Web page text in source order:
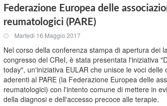
Federazione Europea delle
reumatologici (PARE)
Martedi 16 Maggio 2017
Nel corso della conferenza stampa di apertura dei
congresso del CReI, è stata presentata l'iniziativa
today", un'iniziativa EULAR che unisce le voci delle
aderenti al PARE (la Federazione Europea delle
reumatologici) con l'intento comune di mettere in
della diagnosi e dell'accesso precoce alle terapie.